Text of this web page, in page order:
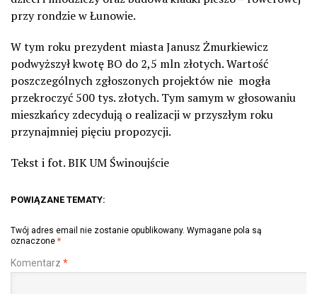
przy rondzie w Łunowie.
W tym roku prezydent miasta Janusz Żmurkiewicz
podwyższył kwotę BO do 2,5 mln złotych. Wartość
poszczególnych zgłoszonych projektów nie mogła
przekroczyć 500 tys. złotych. Tym samym w głosowaniu
mieszkańcy zdecydują o realizacji w przyszłym roku
przynajmniej pięciu propozycji.
Tekst i fot. BIK UM Świnoujście
POWIĄZANE TEMATY:
Twój adres email nie zostanie opublikowany. Wymagane pola są
oznaczone *
Komentarz *